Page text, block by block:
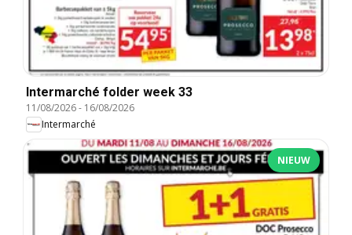
Intermarché folder week 33
11/08/2026- 16/08/2026
Intermarché
NIEUW